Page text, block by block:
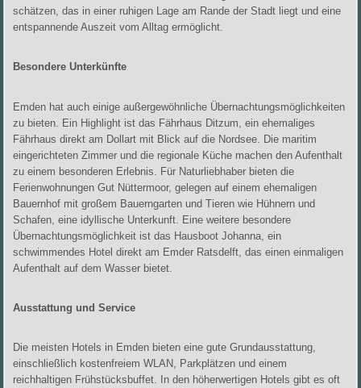
schätzen, das in einer ruhigen Lage am Rande der Stadt liegt und eine
entspannende Auszeit vom Alltag ermöglicht.
Besondere Unterkünfte
Emden hat auch einige außergewöhnliche Übernachtungsmöglichkeiten
zu bieten. Ein Highlight ist das Fährhaus Ditzum, ein ehemaliges
Fährhaus direkt am Dollart mit Blick auf die Nordsee. Die maritim
eingerichteten Zimmer und die regionale Küche machen den Aufenthalt
zu einem besonderen Erlebnis. Für Naturliebhaber bieten die
Ferienwohnungen Gut Nüttermoor, gelegen auf einem ehemaligen
Bauernhof mit großem Bauerngarten und Tieren wie Hühnern und
Schafen, eine idyllische Unterkunft. Eine weitere besondere
Übernachtungsmöglichkeit ist das Hausboot Johanna, ein
schwimmendes Hotel direkt am Emder Ratsdelft, das einen einmaligen
Aufenthalt auf dem Wasser bietet.
Ausstattung und Service
Die meisten Hotels in Emden bieten eine gute Grundausstattung,
einschließlich kostenfreiem WLAN, Parkplätzen und einem
reichhaltigen Frühstücksbuffet. In den höherwertigen Hotels gibt es oft